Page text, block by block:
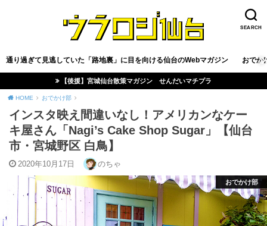
SEARCH
通り過ぎて見逃していた「路地裏」に目を向ける仙台のWebマガジン おでか
【後援】宮城仙台散策マガジン せんだいマチプラ
HOME おでかけ部
インスタ映え間違いなし！アメリカンなケー
キ屋さん「Nagi’s Cake Shop Sugar」【仙台
市・宮城野区 白鳥】
2020年10月17日 のちゃ
おでかけ部